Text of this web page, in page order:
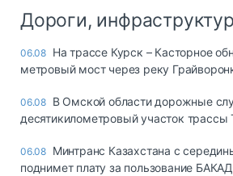
Дороги,
06.08 На трассе Курск – Касторное
метровый мост через реку
06.08 В Омской области дорожные
десятикилометровый участок
06.08 Минтранс Казахстана с
поднимет плату за пользование БАКАД